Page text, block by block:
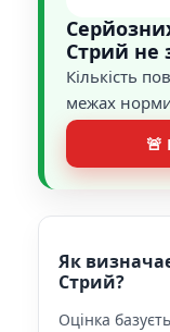
Стрий не
Кількість
межах
🚨
Як
Стрий?
Оцінка